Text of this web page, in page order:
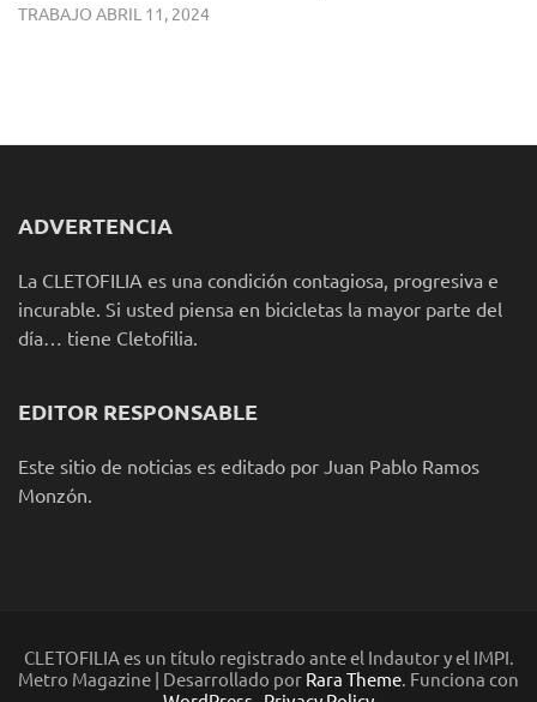
TRABAJO ABRIL 11, 2024
ADVERTENCIA
La CLETOFILIA es una condición contagiosa, progresiva e
incurable. Si usted piensa en bicicletas la mayor parte del
día… tiene Cletofilia.
EDITOR RESPONSABLE
Este sitio de noticias es editado por Juan Pablo Ramos
Monzón.
CLETOFILIA es un título registrado ante el Indautor y el IMPI.
Metro Magazine | Desarrollado por Rara Theme. Funciona con